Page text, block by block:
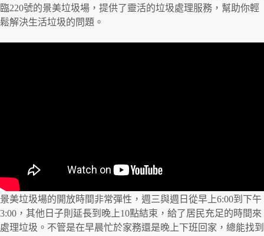
臨220號的景美垃圾場，提供了靈活的垃圾處理服務，幫助你輕
鬆解決生活垃圾的問題。
景美垃圾場的開放時間非常彈性，週三與週日從早上6:00到下午
3:00，其他日子則延長到晚上10點結束，給了居民充足的時間來
處理垃圾。不管是在早晨忙於家務還是晚上下班回家，總能找到